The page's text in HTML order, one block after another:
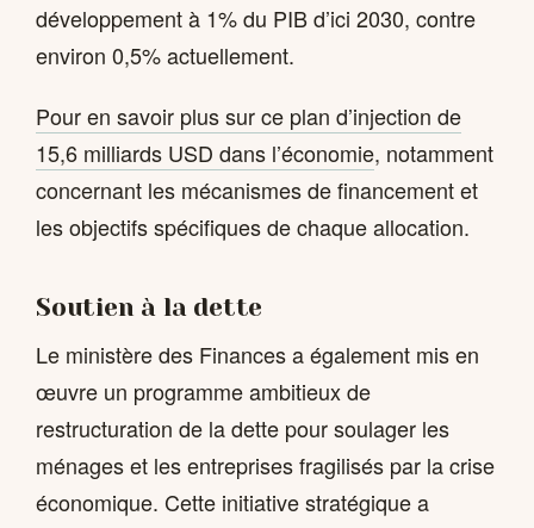
développement à 1% du PIB d’ici 2030, contre
environ 0,5% actuellement.
Pour en savoir plus sur ce plan d’injection de
15,6 milliards USD dans l’économie, notamment
concernant les mécanismes de financement et
les objectifs spécifiques de chaque allocation.
Soutien à la dette
Le ministère des Finances a également mis en
œuvre un programme ambitieux de
restructuration de la dette pour soulager les
ménages et les entreprises fragilisés par la crise
économique. Cette initiative stratégique a